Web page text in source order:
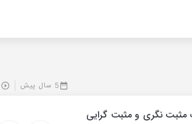
5 سال پیش
نگری و مثبت گرایی